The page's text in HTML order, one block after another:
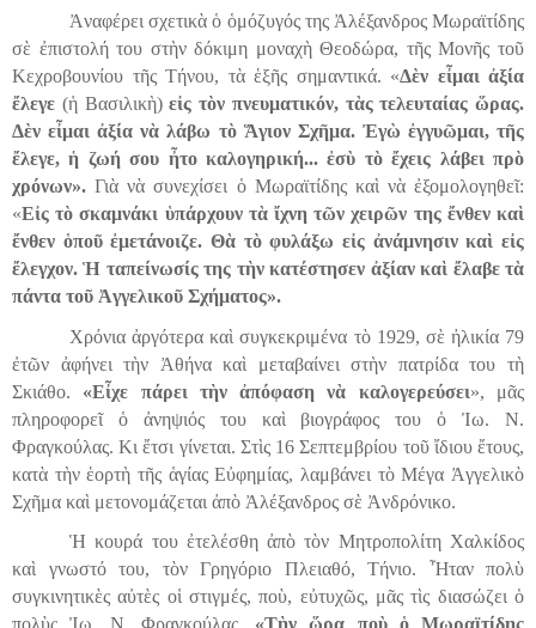
Ἀναφέρει σχετικὰ ὁ ὁμόζυγός της Ἀλέξανδρος Μωραϊτίδης
σὲ ἐπιστολή του στὴν δόκιμη μοναχὴ Θεοδώρα, τῆς Μονῆς τοῦ
Κεχροβουνίου τῆς Τήνου, τὰ ἑξῆς σημαντικά. «Δὲν εἶμαι ἀξία
ἔλεγε (ἡ Βασιλικὴ)εἰς τὸν πνευματικόν, τὰς τελευταίας ὥρας.
Δὲν εἶμαι ἀξία νὰ λάβω τὸ Ἅγιον Σχῆμα. Ἐγὼ ἐγγυῶμαι, τῆς
ἔλεγε, ἡ ζωή σου ἦτο καλογηρική... ἐσὺ τὸ ἔχεις λάβει πρὸ
χρόνων».Γιὰ νὰ συνεχίσει ὁ Μωραϊτίδης καὶ νὰ ἐξομολογηθεῖ:
«Εἰς τὸ σκαμνάκι ὑπάρχουν τὰ ἴχνη τῶν χειρῶν της ἔνθεν καὶ
ἔνθεν ὁποῦ ἐμετάνοιζε. Θὰ τὸ φυλάξω εἰς ἀνάμνησιν καὶ εἰς
ἔλεγχον. Ἡ ταπείνωσίς της τὴν κατέστησεν ἀξίαν καὶ ἔλαβε τὰ
πάντα τοῦ Ἀγγελικοῦ Σχήματος».
Χρόνια ἀργότερα καὶ συγκεκριμένα τὸ 1929, σὲ ἠλικία 79
ἐτῶν ἀφήνει τὴν Ἀθήνα καὶ μεταβαίνει στὴν πατρίδα του τὴ
Σκιάθο. «Εἶχε πάρει τὴν ἀπόφαση νὰ καλογερεύσει», μᾶς
πληροφορεῖ ὁ ἀνηψιός του καὶ βιογράφος του ὁ Ἰω. Ν.
Φραγκούλας. Κι ἔτσι γίνεται. Στὶς 16 Σεπτεμβρίου τοῦ ἴδιου ἔτους,
κατὰ τὴν ἑορτὴ τῆς ἁγίας Εὐφημίας, λαμβάνει τὸ Μέγα Ἀγγελικὸ
Σχῆμα καὶ μετονομάζεται ἀπὸ Ἀλέξανδρος σὲ Ἀνδρόνικο.
Ἡ κουρά του ἐτελέσθη ἀπὸ τὸν Μητροπολίτη Χαλκίδος
καὶ γνωστό του, τὸν Γρηγόριο Πλειαθό, Τήνιο. Ἦταν πολὺ
συγκινητικὲς αὐτὲς οἱ στιγμές, ποὺ, εὐτυχῶς, μᾶς τὶς διασώζει ὁ